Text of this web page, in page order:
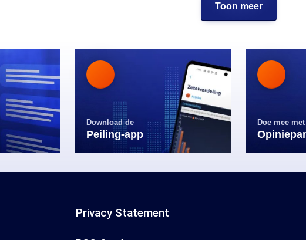
Toon meer
Download de
Peiling-app
Doe mee
Privacy Statement